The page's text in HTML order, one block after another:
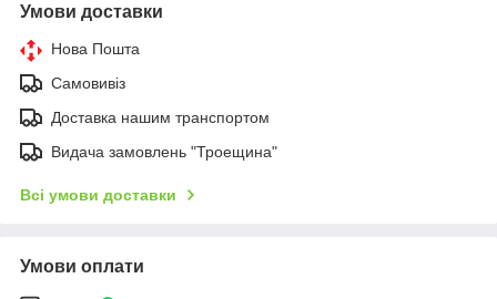
Умови доставки
Нова Пошта
Самовивіз
Доставка нашим транспортом
Видача замовлень "Троещина"
Всі умови доставки
Умови оплати